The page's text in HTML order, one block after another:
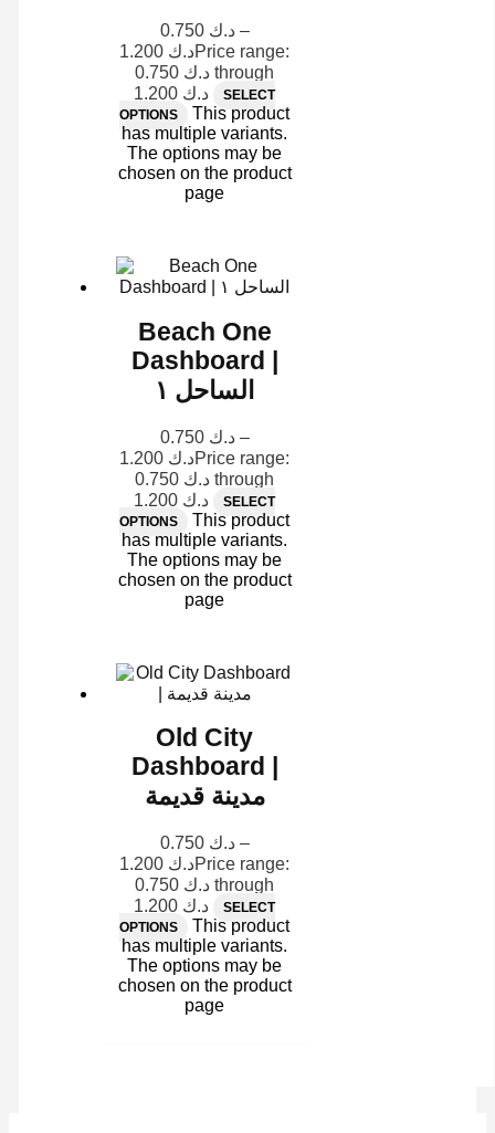
د.ك 0.750
–
د.كPrice range:
د.ك 0.750 through
د.ك 1.200
SELECT
OPTIONS
This product
has multiple variants.
The options may be
chosen on the product
page
Beach One
Dashboard |
الساحل ١
د.ك 0.750
–
د.كPrice range:
د.ك 0.750 through
د.ك 1.200
SELECT
OPTIONS
This product
has multiple variants.
The options may be
chosen on the product
page
Old City
Dashboard |
مدينة قديمة
د.ك 0.750
–
د.كPrice range:
د.ك 0.750 through
د.ك 1.200
SELECT
OPTIONS
This product
has multiple variants.
The options may be
chosen on the product
page